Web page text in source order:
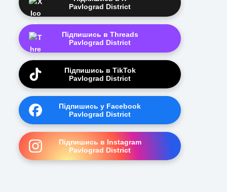
Pavlograd District
Підпишись в Threads
Pavlograd District
Підпишись в TikTok
Pavlograd District
Підпишись у Facebook
Pavlograd District
Підпишись в Instagram
Pavlograd District